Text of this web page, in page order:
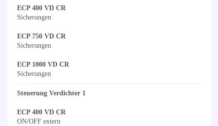
ECP 400 VD CR
Sicherungen
ECP 750 VD CR
Sicherungen
ECP 1000 VD CR
Sicherungen
Steuerung Verdichter 1
ECP 400 VD CR
ON/OFF extern